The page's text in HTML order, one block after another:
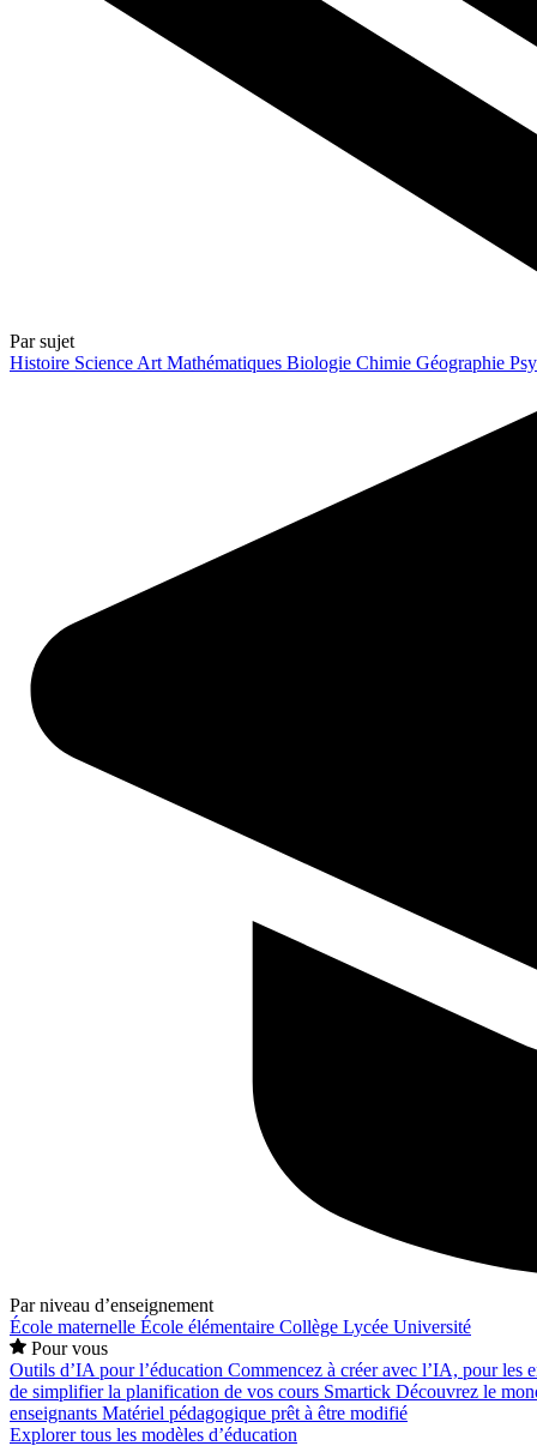
Par sujet
Histoire Science Art Mathématiques Biologie Chimie Géographie
Par niveau d’enseignement
École maternelle École élémentaire Collège Lycée Université
Pour vous
Outils d’IA pour l’éducation Commencez à créer avec l’IA, pour les
de simplifier la planification de vos cours Smartick Découvrez le
enseignants Matériel pédagogique prêt à être modifié
Explorer tous les modèles d’éducation